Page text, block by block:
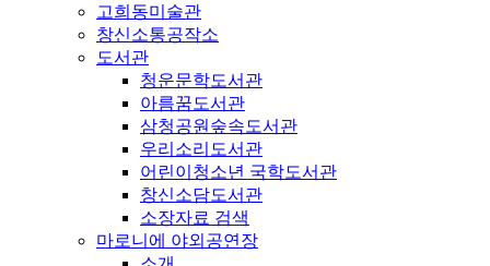
고희동미술관
창신소통공작소
도서관
청운문학도서관
아름꿈도서관
삼청공원숲속도서관
우리소리도서관
어린이청소년 국학도서관
창신소담도서관
소장자료 검색
마로니에 야외공연장